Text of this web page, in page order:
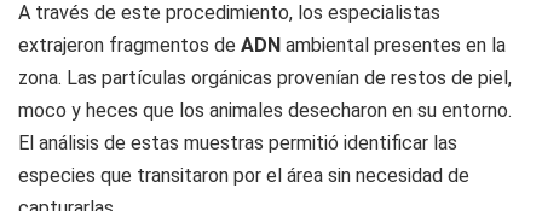
A través de este procedimiento, los especialistas
extrajeron fragmentos de ADN ambiental presentes en la
zona. Las partículas orgánicas provenían de restos de piel,
moco y heces que los animales desecharon en su entorno.
El análisis de estas muestras permitió identificar las
especies que transitaron por el área sin necesidad de